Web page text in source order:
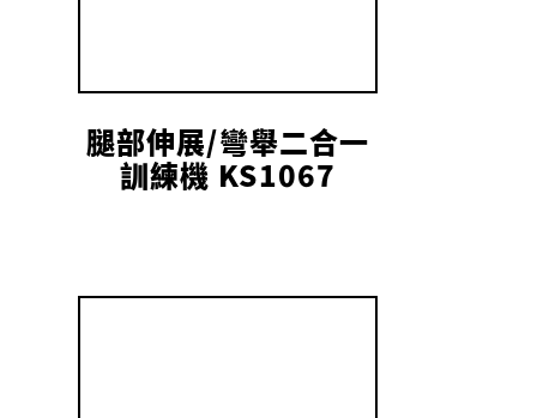
腿部伸展/彎舉二合一
訓練機 KS1067